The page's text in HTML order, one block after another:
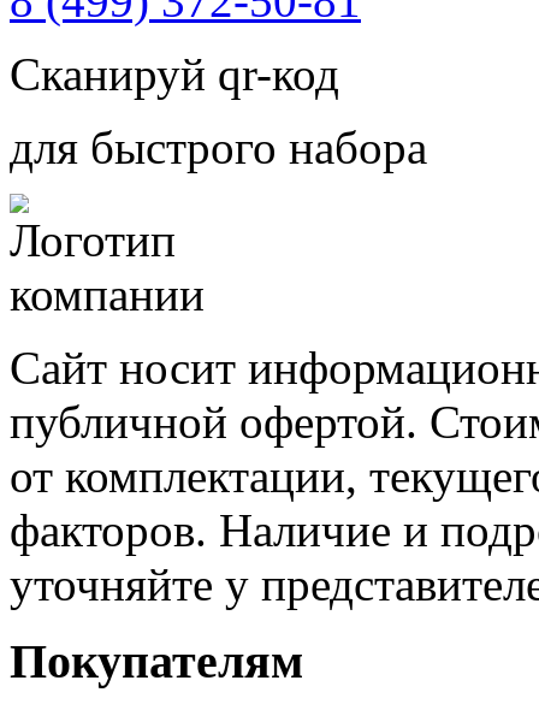
Сканируй qr-код
для быстрого набора
Сайт носит
публичной офертой.
от комплектации,
факторов. Наличие и
уточняйте у
Покупателям